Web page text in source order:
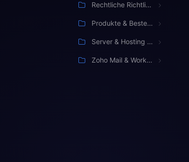
Rechtliche Richtlinien & Bedingungen
Produkte & Bestellung
Server & Hosting Management
Zoho Mail & Workspace